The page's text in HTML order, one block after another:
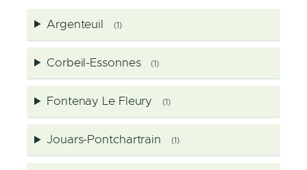
Argenteuil (1)
Corbeil-Essonnes (1)
Fontenay Le Fleury (1)
Jouars-Pontchartrain (1)